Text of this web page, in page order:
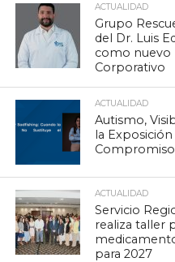
ACTUALIDAD
Grupo
del Dr. Luis
como nuevo
Corporativo
ACTUALIDAD
Autismo,
la
ACTUALIDAD
Servicio
realiza taller
para 2027